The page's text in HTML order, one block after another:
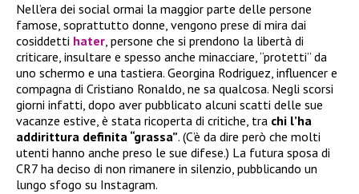
Nell’era dei social ormai la maggior parte delle persone
famose, soprattutto donne, vengono prese di mira dai
cosiddetti hater, persone che si prendono la libertà di
criticare, insultare e spesso anche minacciare, “protetti” da
uno schermo e una tastiera. Georgina Rodriguez, influencer e
compagna di Cristiano Ronaldo, ne sa qualcosa. Negli scorsi
giorni infatti, dopo aver pubblicato alcuni scatti delle sue
vacanze estive, è stata ricoperta di critiche, tra chi l’ha
addirittura definita “grassa”. (C’è da dire però che molti
utenti hanno anche preso le sue difese.) La futura sposa di
CR7 ha deciso di non rimanere in silenzio, pubblicando un
lungo sfogo su Instagram.